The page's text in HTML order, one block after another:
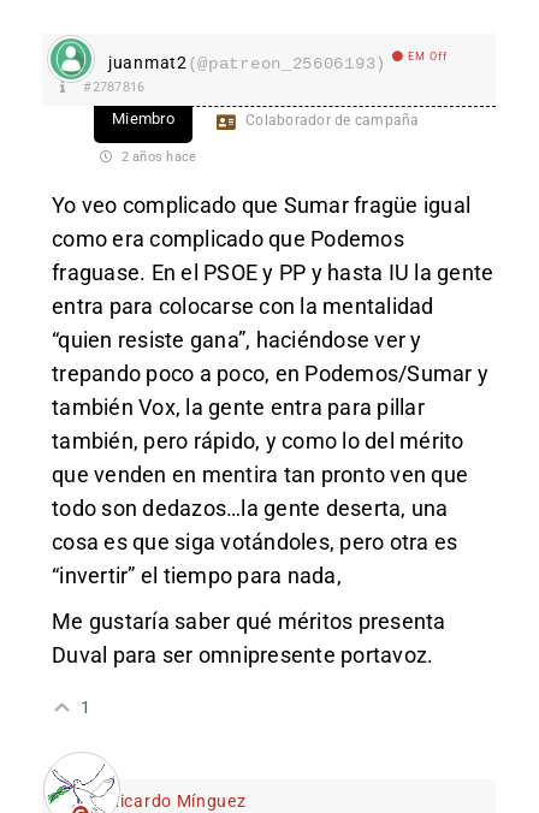
juanmat2 (@patreon_25606193) EM Off
#2787816
Miembro Colaborador de campaña
2 años hace
Yo veo complicado que Sumar fragüe igual
como era complicado que Podemos
fraguase. En el PSOE y PP y hasta IU la gente
entra para colocarse con la mentalidad
“quien resiste gana”, haciéndose ver y
trepando poco a poco, en Podemos/Sumar y
también Vox, la gente entra para pillar
también, pero rápido, y como lo del mérito
que venden en mentira tan pronto ven que
todo son dedazos…la gente deserta, una
cosa es que siga votándoles, pero otra es
“invertir” el tiempo para nada,
Me gustaría saber qué méritos presenta
Duval para ser omnipresente portavoz.
1
Ricardo Mínguez